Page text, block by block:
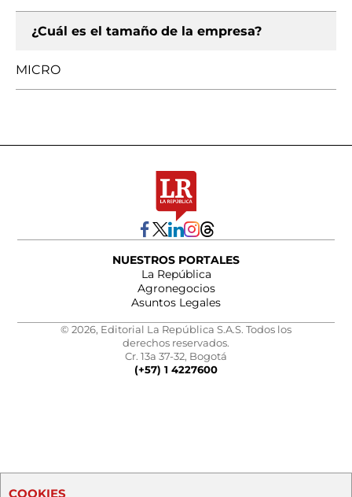
¿Cuál es el tamaño de la empresa?
MICRO
NUESTROS PORTALES
La República
Agronegocios
Asuntos Legales
© 2026, Editorial La República S.A.S. Todos los
derechos reservados.
Cr. 13a 37-32, Bogotá
(+57) 1 4227600
COOKIES